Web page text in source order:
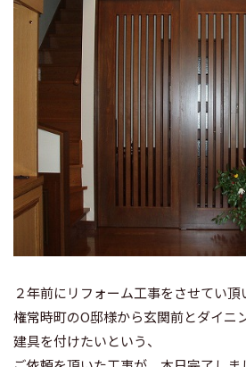
２年前にリフォーム工事をさせてい頂
権常時町のO邸様から玄関前とダイニ
建具を付けたいという、